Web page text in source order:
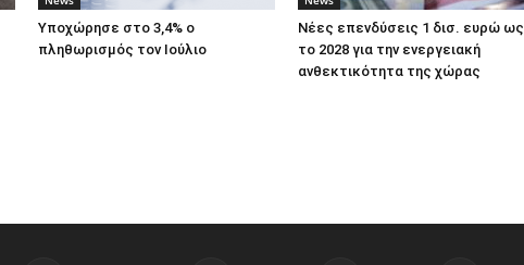
Υποχώρησε στο 3,4% ο
πληθωρισμός τον Ιούλιο
Νέες επενδύσεις 1 δισ. ευρώ ως
το 2028 για την ενεργειακή
ανθεκτικότητα της χώρας